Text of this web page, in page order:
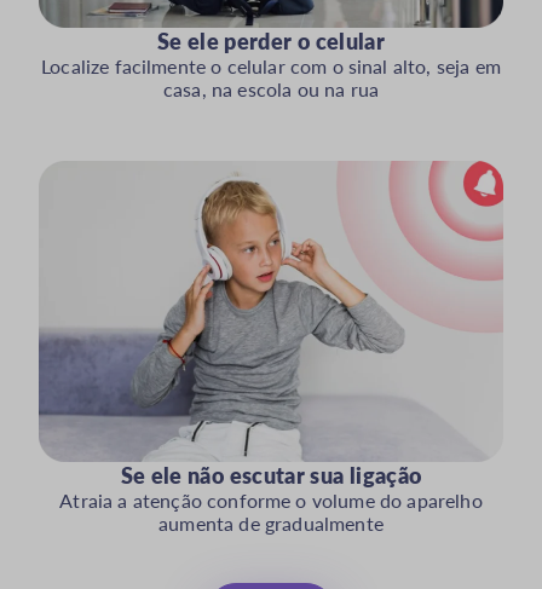
Se ele perder o celular
Localize facilmente o celular com o sinal alto, seja em
casa, na escola ou na rua
Se ele não escutar sua ligação
Atraia a atenção conforme o volume do aparelho
aumenta de gradualmente